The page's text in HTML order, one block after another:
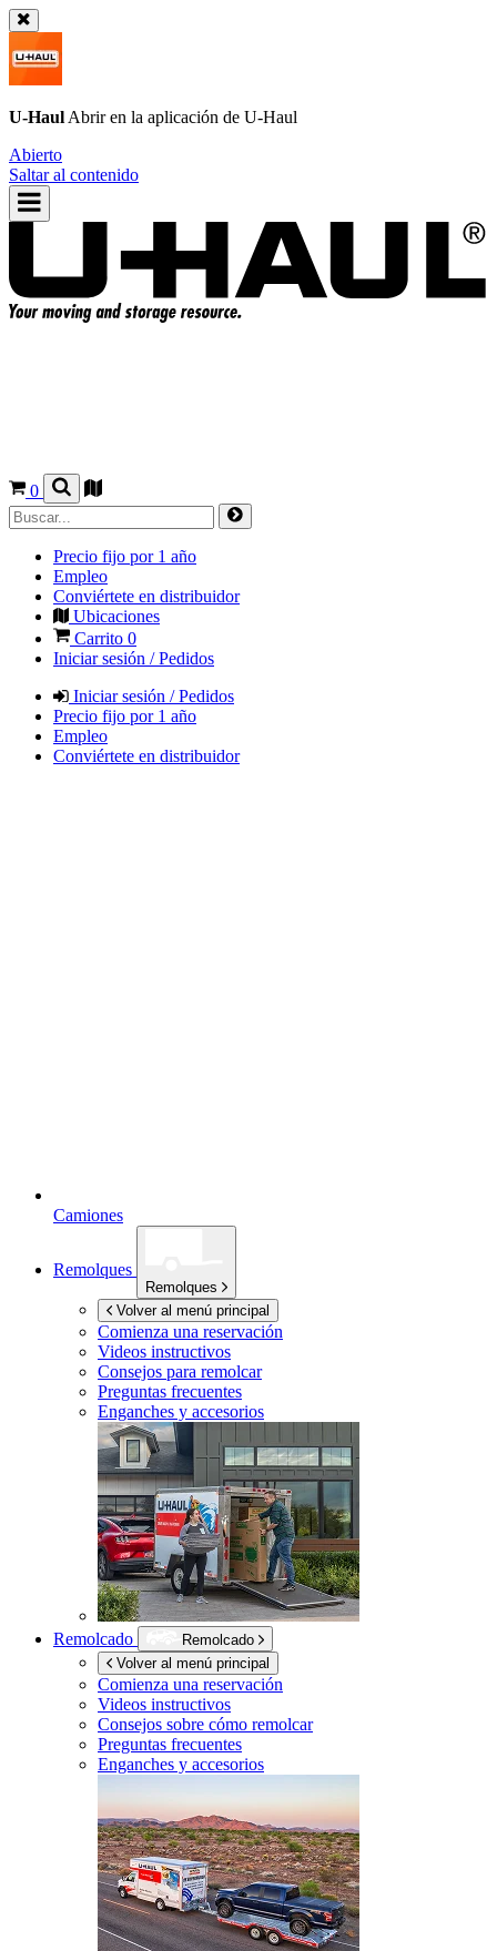
U-Haul Abrir en la aplicación de U-Haul
Abierto
Saltar al contenido
0
Precio fijo por 1 año
Empleo
Conviértete en distribuidor
Ubicaciones
Carrito 0
Iniciar sesión / Pedidos
Iniciar sesión / Pedidos
Precio fijo por 1 año
Empleo
Conviértete en distribuidor
Camiones
Remolques
Remolques
Volver al menú principal
Comienza una reservación
Videos instructivos
Consejos para remolcar
Preguntas frecuentes
Enganches y accesorios
Remolcado
Remolcado
Volver al menú principal
Comienza una reservación
Videos instructivos
Consejos sobre cómo remolcar
Preguntas frecuentes
Enganches y accesorios